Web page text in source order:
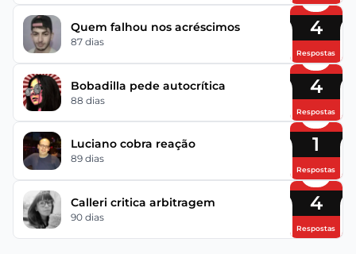
Quem falhou nos acréscimos
87 dias
4
Respostas
Bobadilla pede autocrítica
88 dias
4
Respostas
Luciano cobra reação
89 dias
1
Respostas
Calleri critica arbitragem
90 dias
4
Respostas